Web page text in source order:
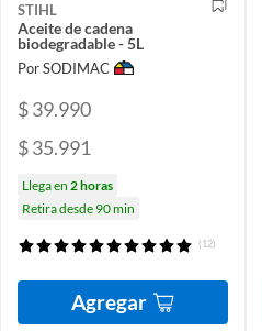
STIHL
Aceite de cadena
biodegradable - 5L
Por SODIMAC
$ 39.990
$ 35.991
Llega en 2 horas
Retira desde 90 min
(12)
Agregar